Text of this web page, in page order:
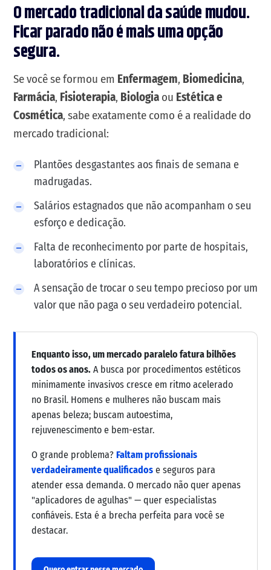
O mercado tradicional da saúde mudou.
Ficar parado não é mais uma opção
segura.
Se você se formou em Enfermagem, Biomedicina,
Farmácia, Fisioterapia, Biologia ou Estética e
Cosmética, sabe exatamente como é a realidade do
mercado tradicional:
Plantões desgastantes aos finais de semana e
madrugadas.
Salários estagnados que não acompanham o seu
esforço e dedicação.
Falta de reconhecimento por parte de hospitais,
laboratórios e clínicas.
A sensação de trocar o seu tempo precioso por um
valor que não paga o seu verdadeiro potencial.
Enquanto isso, um mercado paralelo fatura bilhões
todos os anos. A busca por procedimentos estéticos
minimamente invasivos cresce em ritmo acelerado
no Brasil. Homens e mulheres não buscam mais
apenas beleza; buscam autoestima,
rejuvenescimento e bem-estar.
O grande problema? Faltam profissionais
verdadeiramente qualificados e seguros para
atender essa demanda. O mercado não quer apenas
"aplicadores de agulhas" — quer especialistas
confiáveis. Esta é a brecha perfeita para você se
destacar.